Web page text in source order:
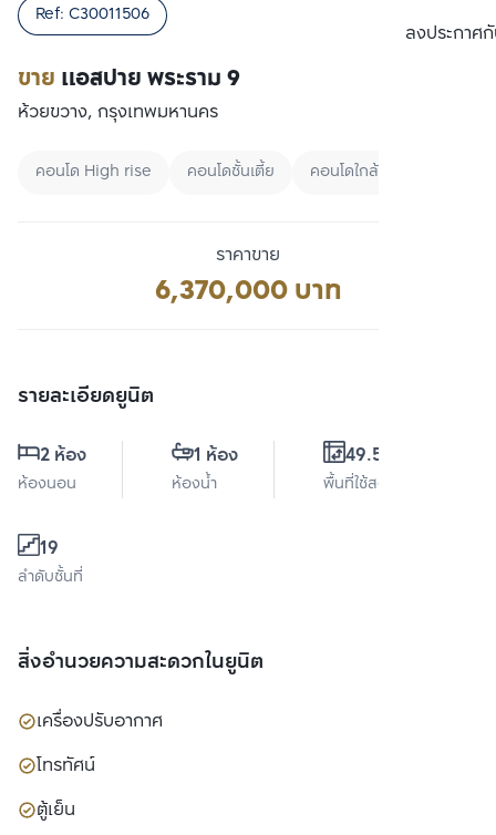
ลงประกาศกั
ขาย แอสปาย พระราม 9
Ref: C30011506
ห้วยขวาง, กรุงเทพมหานคร
คอนโด High rise คอนโดชั้นเตี้ย คอนโดใกล้ BTS
ราคาขาย
6,370,000 บาท
รายละเอียดยูนิต
2 ห้อง
ห้องนอน
1 ห้อง
ห้องน้ำ
49.53 ตร.ม.
พื้นที่ใช้สอย
19
ลำดับชั้นที่
สิ่งอำนวยความสะดวกในยูนิต
เครื่องปรับอากาศ
โทรทัศน์
ตู้เย็น
เปรียบเทียบ